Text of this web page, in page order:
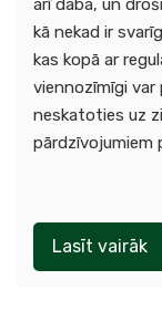
arī daba, un
kā nekad ir
kas kopā ar
viennozīmīgi var
neskatoties uz
pārdzīvojumiem
Lasīt vairāk